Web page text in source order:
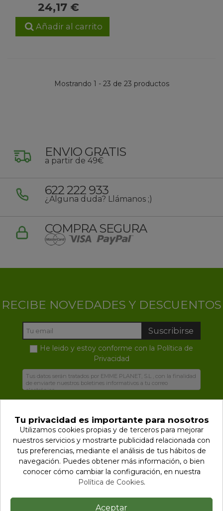
24,17 €
Añadir al carrito
Mostrando 1 - 23 de 23 productos
ENVIO GRATIS
a partir de 49€
622 222 933
¿Alguna duda? Llámanos ;)
COMPRA SEGURA
RECIBE NOVEDADES Y DESCUENTOS
Suscribirse
He leido y estoy conforme con la Política de
Privacidad
Biodegradables.es con el medio ambiente
Información
Tu privacidad es importante para nosotros
Utilizamos cookies propias y de terceros para mejorar
nuestros servicios y mostrarte publicidad relacionada con
tus preferencias, mediante el análisis de tus hábitos de
navegación. Puedes obtener más información, o bien
conocer cómo cambiar la configuración, en nuestra
Política de Cookies.
Aceptar